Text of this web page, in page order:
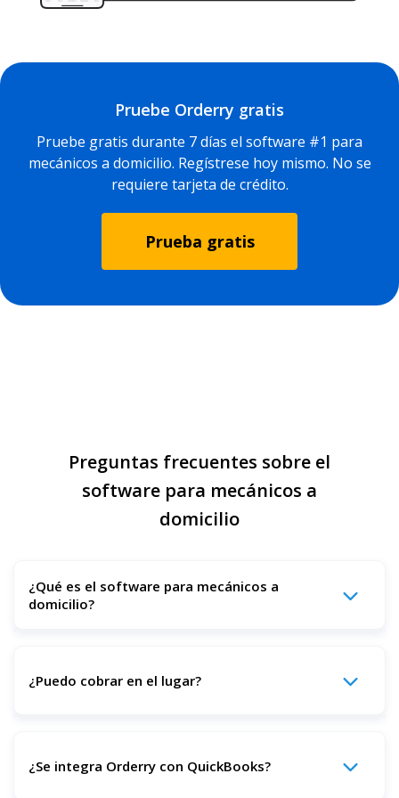
Pruebe Orderry gratis
Pruebe gratis durante 7 días el software #1 para
mecánicos a domicilio. Regístrese hoy mismo. No se
requiere tarjeta de crédito.
Prueba gratis
Preguntas frecuentes sobre el
software para mecánicos a
domicilio
¿Qué es el software para mecánicos a
domicilio?
reparación de automóviles in situ a gestionar trabajos,
¿Puedo cobrar en el lugar?
al instante mediante integraciones con Square y Stripe.
¿Se integra Orderry con QuickBooks?